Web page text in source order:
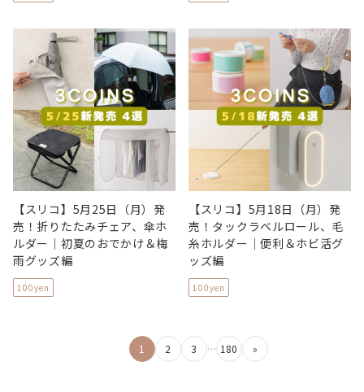
【スリコ】5月25日（月）発
売！折りたたみチェア、傘ホ
ルダー｜初夏のおでかけ＆梅
雨グッズ編
100yen
【スリコ】5月18日（月）発
売！タックラベルロール、毛
糸ホルダー｜便利＆ホビ活グ
ッズ編
100yen
1 2 3 … 180 »